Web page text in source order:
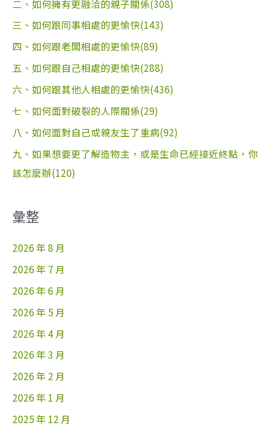
二、如何擁有更融洽的親子關係(308)
三、如何跟同事相處的更愉快(143)
四、如何跟老闆相處的更愉快(89)
五、如何跟自己相處的更愉快(288)
六、如何跟其他人相處的更愉快(436)
七、如何面對破裂的人際關係(29)
八、如何面對自己或親友生了重病(92)
九、如果想要更了解造物主，或是生命已經接近終點，你
該怎麼辦(120)
彙整
2026 年 8 月
2026 年 7 月
2026 年 6 月
2026 年 5 月
2026 年 4 月
2026 年 3 月
2026 年 2 月
2026 年 1 月
2025 年 12 月